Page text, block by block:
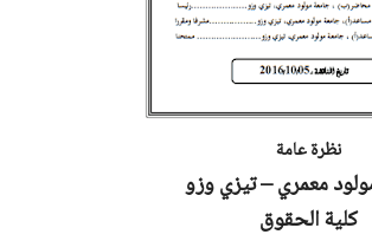
نظرة عامة
معمري – تيزي وزو
كلية الحقوق